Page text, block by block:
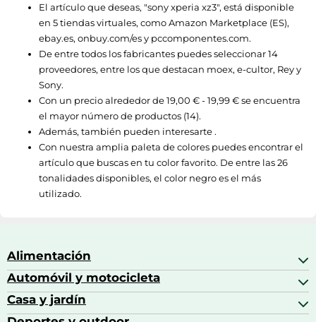
El artículo que deseas, "sony xperia xz3", está disponible
en 5 tiendas virtuales, comoAmazon Marketplace (ES),
ebay.es, onbuy.com/esy pccomponentes.com.
De entre todos los fabricantes puedes seleccionar 14
proveedores, entre los que destacan moex, e-cultor, Reyy
Sony.
Con un precio alrededor de19,00 € - 19,99 €se encuentra
el mayor número de productos (14).
Además, también pueden interesarte .
Con nuestra amplia paleta de colores puedes encontrar el
artículo que buscas en tu color favorito. De entre las 26
tonalidades disponibles, el color negro es el más
utilizado.
Alimentación
Bebidas
Bebidas espirituosas
Brandy
Automóvil y motocicleta
Accesorios para coche
Aceite de motor y manutención
Casa y jardín